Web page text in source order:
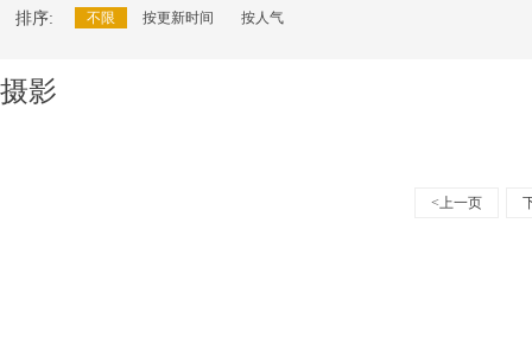
排序: 不限 按更新时间 按人气
摄影
<上一页